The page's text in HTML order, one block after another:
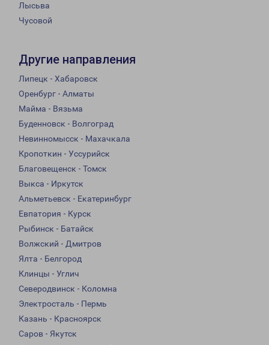
Лысьва
Чусовой
Другие направления
Липецк - Хабаровск
Оренбург - Алматы
Майма - Вязьма
Буденновск - Волгоград
Невинномысск - Махачкала
Кропоткин - Уссурийск
Благовещенск - Томск
Выкса - Иркутск
Альметьевск - Екатеринбург
Евпатория - Курск
Рыбинск - Батайск
Волжский - Дмитров
Ялта - Белгород
Клинцы - Углич
Северодвинск - Коломна
Электросталь - Пермь
Казань - Красноярск
Саров - Якутск